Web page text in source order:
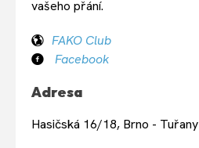
vašeho přání.
FAKO Club
Facebook
Adresa
Hasičská 16/18, Brno - Tuřany